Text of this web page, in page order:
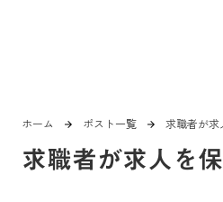
ホーム arrow_forward ポスト一覧 arrow_forward 求職者が求
求職者が求人を